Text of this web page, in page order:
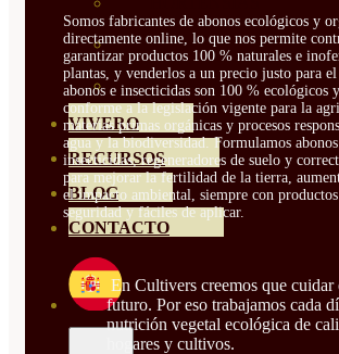
ROSALES
GERANIOS
VIVERO
RECURSOS
BLOG
CONTACTO
Somos fabricantes de abonos ecológicos y
directamente online, lo que nos permite
garantizar productos 100 % naturales e
plantas, y venderlos a un precio justo para
abonos e insecticidas son 100 % ecológicos
conforme a la legislación vigente para la
materias primas orgánicas y procesos
agua y la biodiversidad. Formulamos
insecticidas, regeneradores de suelo y
para mejorar la fertilidad de la tierra,
el impacto ambiental, siempre con
seguridad y fáciles de aplicar.
En Cultivers creemos que cuidar
futuro. Por eso trabajamos cada
nutrición vegetal ecológica de
hogares y cultivos.